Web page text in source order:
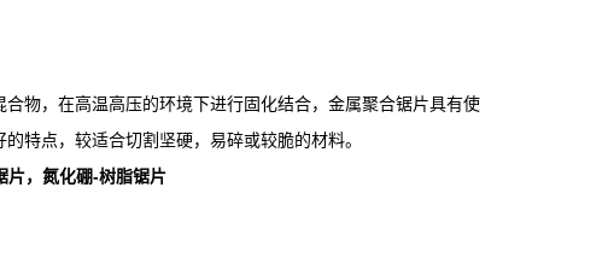
物，在高温高压的环境下进行固化结合，金属聚合锯片具有使
特点，较适合切割坚硬，易碎或较脆的材料。
片，氮化硼-树脂锯片